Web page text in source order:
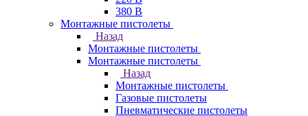
380 В
Монтажные пистолеты
Назад
Монтажные пистолеты
Монтажные пистолеты
Назад
Монтажные пистолеты
Газовые пистолеты
Пневматические пистолеты